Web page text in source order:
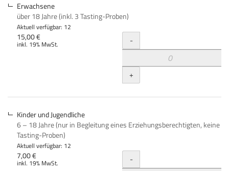
Erwachsene
über 18 Jahre (inkl. 3 Tasting-Proben)
Aktuell verfügbar: 12
15,00 €
inkl. 19% MwSt. Menge
-
+
Kinder und Jugendliche
6 – 18 Jahre (nur in Begleitung eines Erziehungsberechtigten, keine
Tasting-Proben)
Aktuell verfügbar: 12
7,00 €
inkl. 19% MwSt. Menge
-